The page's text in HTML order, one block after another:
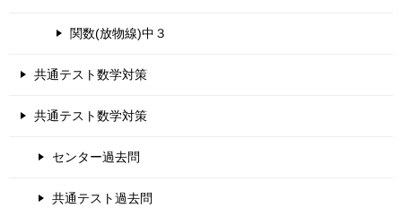
関数(放物線)中３
共通テスト数学対策
共通テスト数学対策
センター過去問
共通テスト過去問